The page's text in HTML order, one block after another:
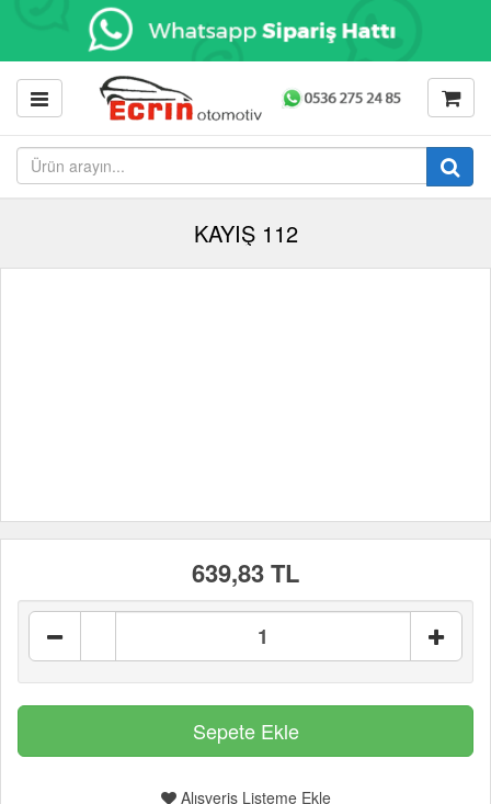
KAYIŞ 112
639,83 TL
Alışveriş Listeme Ekle